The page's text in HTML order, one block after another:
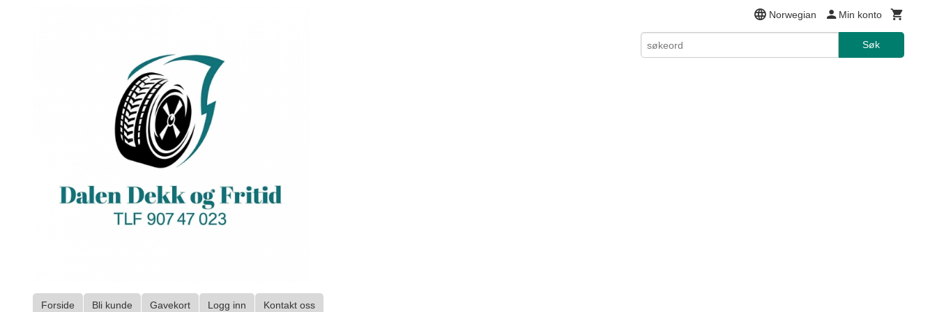
Norwegian Min konto
Søk
Forside Bli kunde Gavekort Logg inn Kontakt oss